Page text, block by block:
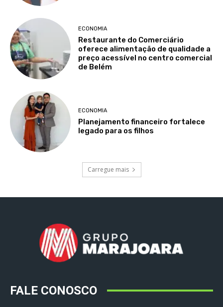
ECONOMIA
Restaurante do Comerciário
oferece alimentação de qualidade a
preço acessível no centro comercial
de Belém
ECONOMIA
Planejamento financeiro fortalece
legado para os filhos
Carregue mais
FALE CONOSCO